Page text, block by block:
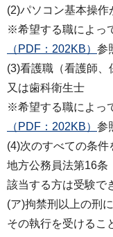
(2)パソコン基本操作
※希望する職によっ
（PDF：202KB） 参
(3)看護職（看護師
又は歯科衛生士
※希望する職によっ
（PDF：202KB） 参
(4)次のすべての条件
地方公務員法第16条
該当する方は受験で
(ア)拘禁刑以上の刑
その執行を受けるこ